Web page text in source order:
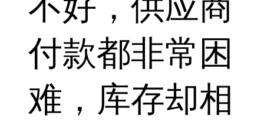
付款都非常困
难，库存却相